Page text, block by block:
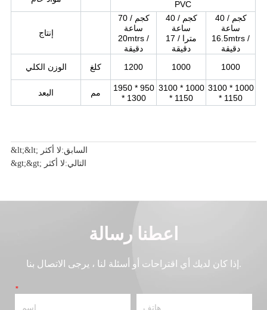
&lt;&lt; السابق:لا أكثر
&gt;&gt; التالي:لا أكثر
اعطنا رسالة
إذا كان لديك أي اقتراحات أو أسئلة لنا ، يرجى الاتصال بنا.
*اسم